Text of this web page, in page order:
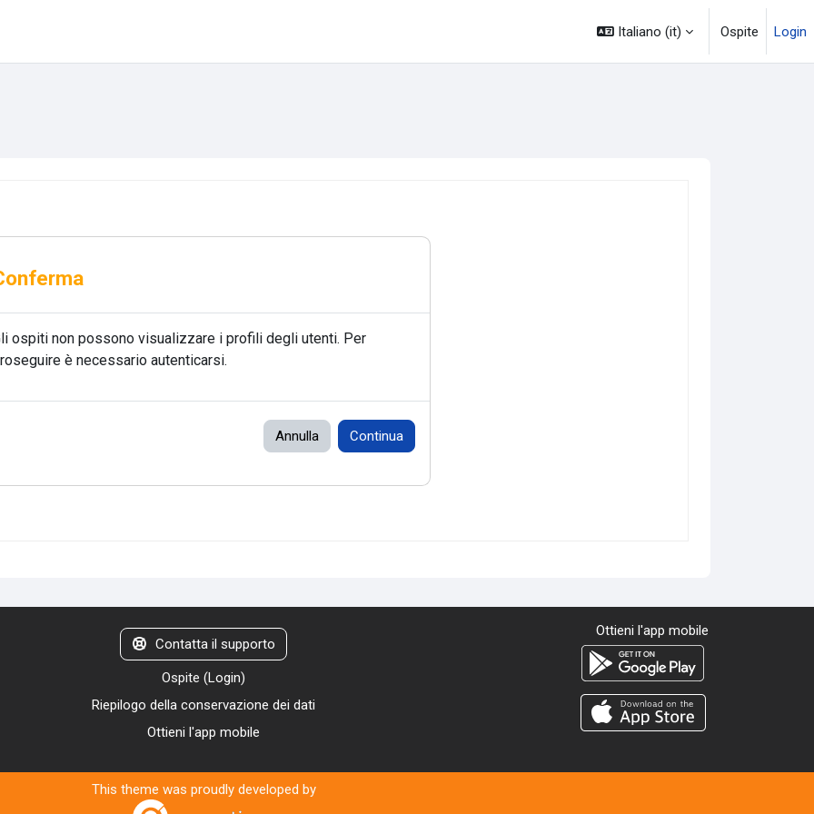
Italiano ‎(it)‎ Ospite Login
ospiti non possono visualizzare i profili degli utenti. Per
è necessario autenticarsi.
Annulla Continua
Contatta il supporto
Ospite (Login)
Riepilogo della conservazione dei dati
Ottieni l'app mobile
Ottieni l'app mobile
This theme was proudly developed by